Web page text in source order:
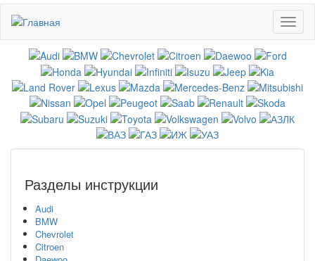
основному
содержанию
Разделы инструкции
Audi
BMW
Chevrolet
Citroen